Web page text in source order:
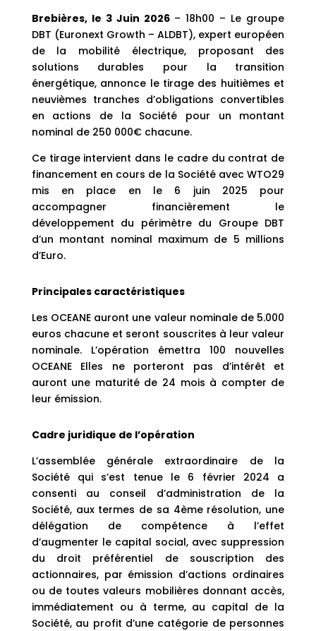
Brebières, le 3 Juin 2026– 18h00 – Le groupe
DBT (Euronext Growth – ALDBT), expert européen
de la mobilité électrique, proposant des
solutions durables pour la transition
énergétique, annonce le tirage des huitièmes et
neuvièmes tranches d’obligations convertibles
en actions de la Société pour un montant
nominal de 250 000€ chacune.
Ce tirage intervient dans le cadre du contrat de
financement en cours de la Société avec WTO29
mis en place en le 6 juin 2025 pour
accompagner financièrement le
développement du périmètre du Groupe DBT
d’un montant nominal maximum de 5 millions
d’Euro.
Principales caractéristiques
Les OCEANE auront une valeur nominale de 5.000
euros chacune et seront souscrites à leur valeur
nominale. L’opération émettra 100 nouvelles
OCEANE Elles ne porteront pas d’intérêt et
auront une maturité de 24 mois à compter de
leur émission.
Cadre juridique de l’opération
L’assemblée générale extraordinaire de la
Société qui s’est tenue le 6 février 2024 a
consenti au conseil d’administration de la
Société, aux termes de sa 4ème résolution, une
délégation de compétence à l’effet
d’augmenter le capital social, avec suppression
du droit préférentiel de souscription des
actionnaires, par émission d’actions ordinaires
ou de toutes valeurs mobilières donnant accès,
immédiatement ou à terme, au capital de la
Société, au profit d’une catégorie de personnes